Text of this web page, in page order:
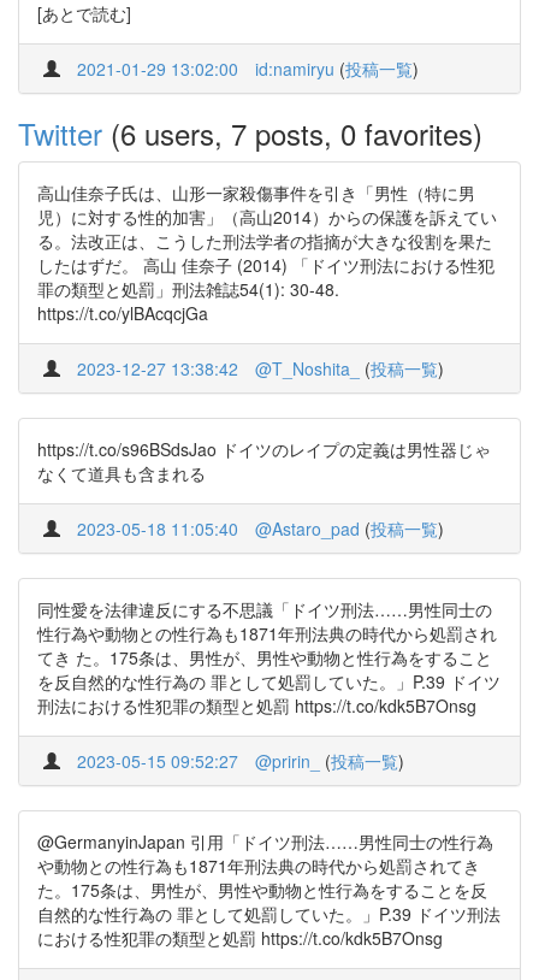
[あとで読む]
2021-01-29 13:02:00 id:namiryu (投稿一覧)
Twitter (6 users, 7 posts, 0 favorites)
高山佳奈子氏は、山形一家殺傷事件を引き「男性（特に男
児）に対する性的加害」（高山2014）からの保護を訴えてい
る。法改正は、こうした刑法学者の指摘が大きな役割を果た
したはずだ。 高山 佳奈子 (2014) 「ドイツ刑法における性犯
罪の類型と処罰」刑法雑誌54(1): 30-48.
https://t.co/ylBAcqcjGa
2023-12-27 13:38:42 @T_Noshita_ (投稿一覧)
https://t.co/s96BSdsJao ドイツのレイプの定義は男性器じゃ
なくて道具も含まれる
2023-05-18 11:05:40 @Astaro_pad (投稿一覧)
同性愛を法律違反にする不思議「ドイツ刑法……男性同士の
性行為や動物との性行為も1871年刑法典の時代から処罰され
てき た。175条は、男性が、男性や動物と性行為をすること
を反自然的な性行為の 罪として処罰していた。」P.39 ドイツ
刑法における性犯罪の類型と処罰 https://t.co/kdk5B7Onsg
2023-05-15 09:52:27 @pririn_ (投稿一覧)
@GermanyinJapan 引用「ドイツ刑法……男性同士の性行為
や動物との性行為も1871年刑法典の時代から処罰されてき
た。175条は、男性が、男性や動物と性行為をすることを反
自然的な性行為の 罪として処罰していた。」P.39 ドイツ刑法
における性犯罪の類型と処罰 https://t.co/kdk5B7Onsg